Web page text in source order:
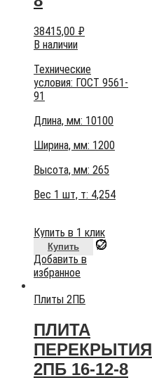
38415,00 ₽
В наличии
Технические
условия: ГОСТ 9561-
91
Длина, мм: 10100
Ширина, мм: 1200
Высота, мм: 265
Вес 1 шт, т: 4,254
Купить в 1 клик
Купить
Добавить в
избранное
Плиты 2ПБ
ПЛИТА
ПЕРЕКРЫТИЯ
2ПБ 16-12-8